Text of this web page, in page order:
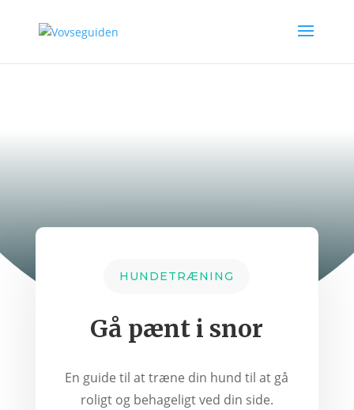
HUNDETRÆNING
Gå pænt i snor
En guide til at træne din hund til at gå
roligt og behageligt ved din side.